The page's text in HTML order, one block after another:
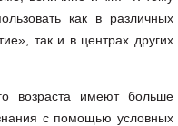
как в различных
так и в центрах других
возраста имеют больше
с помощью условных